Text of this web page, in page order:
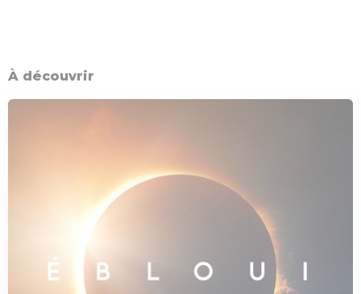
À découvrir